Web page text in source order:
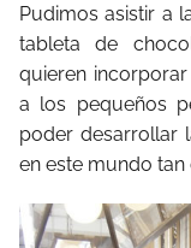
Pudimos asistir a
tableta de
quieren
a los pequeños
poder desarrollar
en este mundo